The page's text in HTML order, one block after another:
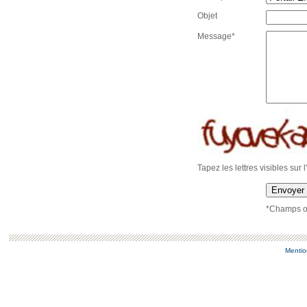
Objet
Message*
Tapez les lettres visibles sur
Envoyer
*Champs